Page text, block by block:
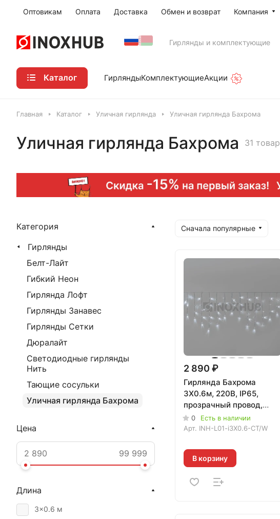
Оптовикам Оплата Доставка Обмен и возврат Компания
Гирлянды и комплектующие
Каталог ГирляндыКомплектующиеАкции
Главная Каталог Уличная гирлянда Уличная гирлянда Бахрома
Уличная гирлянда Бахрома 31 товар
Сначала популярные
2 890 ₽
Гирлянда Бахрома
3X0.6м, 220В, IP65,
прозрачный провод,
БЕЛАЯ, 020101
0
Есть в наличии
Арт. INH-L01-i3X0.6-CT/W
В корзину
Категория
Гирлянды
Белт-Лайт
Гибкий Неон
Гирлянда Лофт
Гирлянды Занавес
Гирлянды Сетки
Дюралайт
Светодиодные гирлянды
Нить
Тающие сосульки
Уличная гирлянда Бахрома
Цена
Длина
3×0.6 м